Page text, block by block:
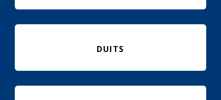
DUITS